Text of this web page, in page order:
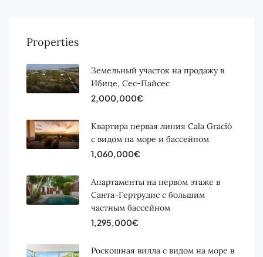
Properties
Земельный участок на продажу в
Ибице, Сес-Пайсес
2,000,000€
Квартира первая линия Cala Gració
с видом на море и бассейном
1,060,000€
Апартаменты на первом этаже в
Санта-Гертрудис с большим
частным бассейном
1,295,000€
Роскошная вилла с видом на море в